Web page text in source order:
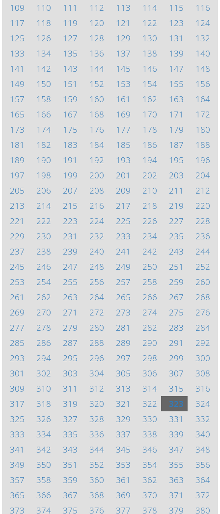
109
110 111 112 113 114 115
116
117
118 119 120 121 122 123
124
125
126 127 128 129 130 131
132
133
134 135 136 137 138 139
140
141
142 143 144 145 146 147
148
149
150 151 152 153 154 155
156
157
158 159 160 161 162 163
164
165
166 167 168 169 170 171
172
173
174 175 176 177 178 179
180
181
182 183 184 185 186 187
188
189
190 191 192 193 194 195
196
197
198 199 200 201 202 203
204
205
206 207 208 209 210 211
212
213
214 215 216 217 218 219
220
221
222 223 224 225 226 227
228
229
230 231 232 233 234 235
236
237
238 239 240 241 242 243
244
245
246 247 248 249 250 251
252
253
254 255 256 257 258 259
260
261
262 263 264 265 266 267
268
269
270 271 272 273 274 275
276
277
278 279 280 281 282 283
284
285
286 287 288 289 290 291
292
293
294 295 296 297 298 299
300
301
302 303 304 305 306 307
308
309
310 311 312 313 314 315
316
317
318 319 320 321 322 323
324
325
326 327 328 329 330 331
332
333
334 335 336 337 338 339
340
341
342 343 344 345 346 347
348
349
350 351 352 353 354 355
356
357
358 359 360 361 362 363
364
365
366 367 368 369 370 371
372
373
374 375 376 377 378 379 380